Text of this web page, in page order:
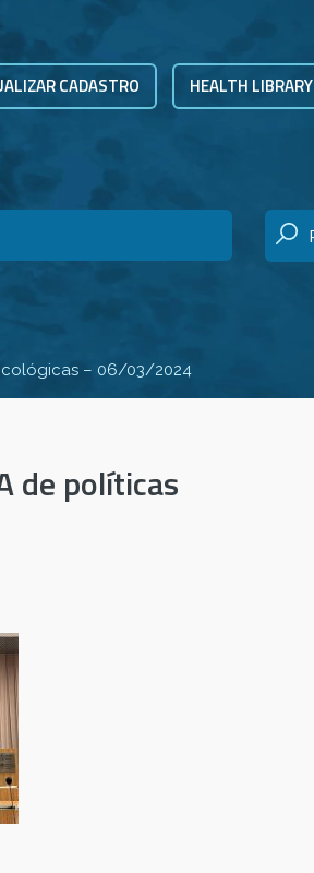
CADASTRO HEALTH LIBRARY
– 06/03/2024
de políticas